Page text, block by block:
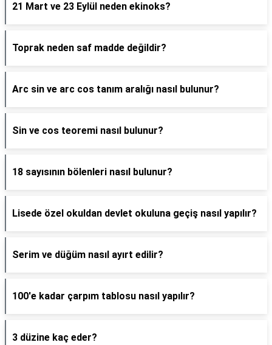
21 Mart ve 23 Eylül neden ekinoks?
Toprak neden saf madde değildir?
Arc sin ve arc cos tanım aralığı nasıl bulunur?
Sin ve cos teoremi nasıl bulunur?
18 sayısının bölenleri nasıl bulunur?
Lisede özel okuldan devlet okuluna geçiş nasıl yapılır?
Serim ve düğüm nasıl ayırt edilir?
100'e kadar çarpım tablosu nasıl yapılır?
3 düzine kaç eder?